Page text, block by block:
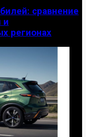
сравнение
и
регионах